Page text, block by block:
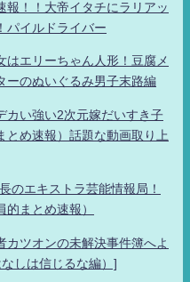
報！！大帝イタチにラリアッ
パイルドライバー
エリーちゃん人形！豆腐メ
ーのぬいぐるみ男子末路編
カい強い2次元嫁だいすき子
とめ速報）話題な動画取り上
のエキストラ芸能情報局！
的まとめ速報）
カツオンの未解決事件簿へよ
しは信じるな編）]